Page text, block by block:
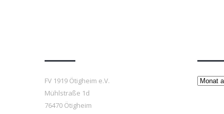
FV 1919 Ötigheim e.V.
Mühlstraße 1d
76470 Ötigheim
Beiträge